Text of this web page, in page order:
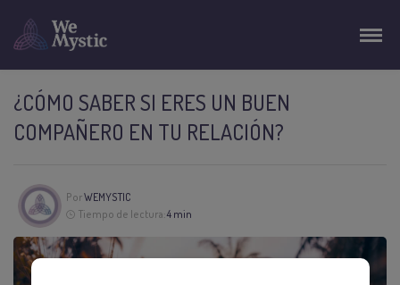
¿CÓMO SABER SI ERES UN BUEN
COMPAÑERO EN TU RELACIÓN?
PorWEMYSTIC
Tiempo de lectura:4 min